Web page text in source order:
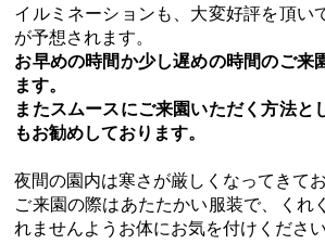
イルミネーションも、大変好評を頂い
が予想されます。
お早めの時間か少し遅めの時間のご来
ます。
またスムースにご来園いただく方法と
もお勧めしております。
夜間の園内は寒さが厳しくなってきてお
ご来園の際はあたたかい服装で、くれ
れませんようお体にお気を付けください